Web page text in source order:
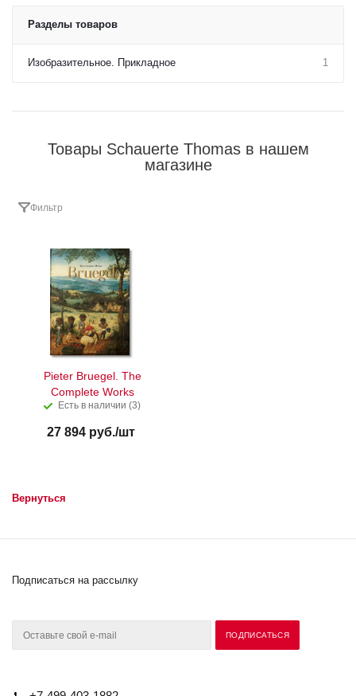
Разделы товаров
Изобразительное. Прикладное 1
Товары Schauerte Thomas в нашем
магазине
Фильтр
Pieter Bruegel. The
Complete Works
Есть в наличии (3)
27 894руб./шт
Вернуться
Подписаться на рассылку